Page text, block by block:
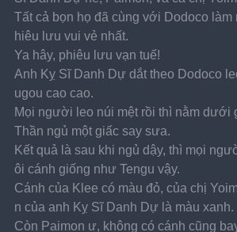
Tất cả bọn họ đã cùng với Dodoco làm
hiêu lưu vui vẻ nhất.
Ya hây, phiêu lưu vạn tuế!
Anh Kỵ Sĩ Danh Dự dắt theo Dodoco
ugou cao cao.
Mọi người leo núi mệt rồi thì nằm dưới
Thần ngủ một giấc say sưa.
Kết quả là sau khi ngủ dậy, thì mọi
ôi cánh giống như Tengu vậy.
Cánh của Klee có màu đỏ, của chị
n của anh Kỵ Sĩ Danh Dự là màu xanh.
Còn Paimon ư, không có cánh cũng